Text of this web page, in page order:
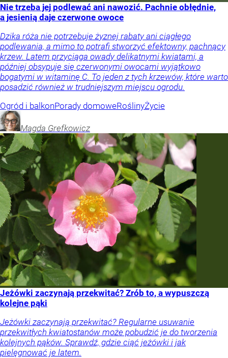
Nie trzeba jej podlewać ani nawozić. Pachnie obłędnie,
a jesienią daje czerwone owoce
Dzika róża nie potrzebuje żyznej rabaty ani ciągłego
podlewania, a mimo to potrafi stworzyć efektowny, pachnący
krzew. Latem przyciąga owady delikatnymi kwiatami, a
później obsypuje się czerwonymi owocami wyjątkowo
bogatymi w witaminę C. To jeden z tych krzewów, które warto
posadzić również w trudniejszym miejscu ogrodu.
Ogród i balkonPorady domoweRoślinyŻycie
Magda Grefkowicz
Jeżówki zaczynają przekwitać? Zrób to, a wypuszczą
kolejne pąki
Jeżówki zaczynają przekwitać? Regularne usuwanie
przekwitłych kwiatostanów może pobudzić je do tworzenia
kolejnych pąków. Sprawdź, gdzie ciąć jeżówki i jak
pielęgnować je latem.